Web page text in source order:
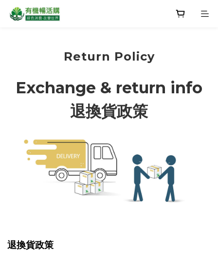
Return Policy
Exchange & return info
退換貨政策
退換貨政策